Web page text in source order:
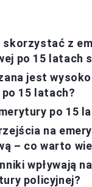
skorzystać z
po 15 latach
jest
15 latach?
po 15
na
– co warto
wpływają
policyjnej?